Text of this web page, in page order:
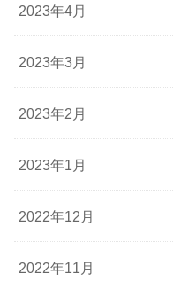
2023年4月
2023年3月
2023年2月
2023年1月
2022年12月
2022年11月